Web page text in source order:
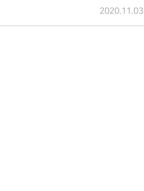
2020.11.03